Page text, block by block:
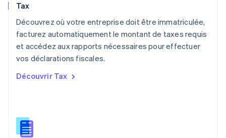
Tax
Découvrez où votre entreprise doit être immatriculée,
facturez automatiquement le montant de taxes requis
et accédez aux rapports nécessaires pour effectuer
vos déclarations fiscales.
Découvrir Tax
Nouvelle-Zélande
Pays-Bas
NederlandsEnglish
Pologne
Portugal
République tchèque
English